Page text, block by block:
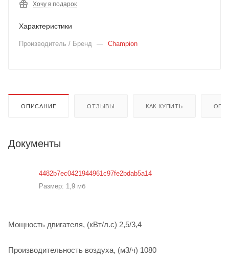
Хочу в подарок
Характеристики
Производитель / Бренд — Champion
ОПИСАНИЕ ОТЗЫВЫ КАК КУПИТЬ
Документы
4482b7ec0421944961c97fe2bdab5a14
Размер: 1,9 мб
Мощность двигателя, (кВт/л.с) 2,5/3,4
Производительность воздуха, (м3/ч) 1080